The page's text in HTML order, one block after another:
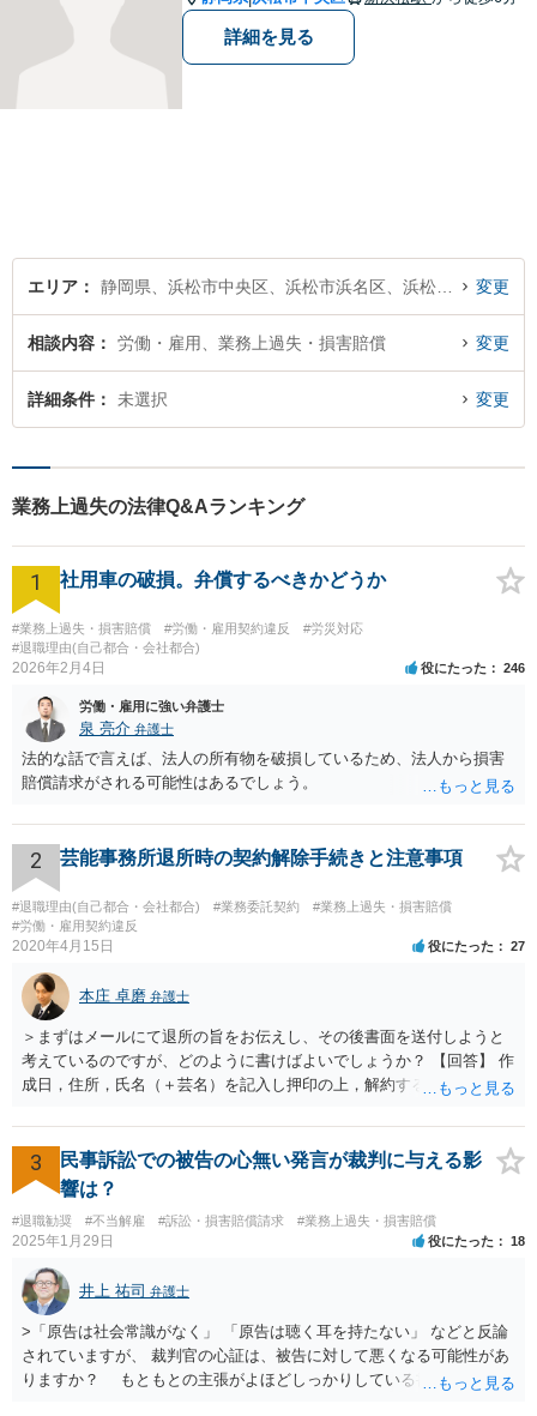
詳細を見る
エリア 変更
相談内容 労働・雇用、業務上過失・損害賠償 変更
詳細条件 未選択 変更
業務上過失の法律Q&Aランキング
1 社用車の破損。弁償するべきかどうか
#業務上過失・損害賠償 #労働・雇用契約違反
#労災対応
#退職理由(自己都合・会社都合)
2026年2月4日 役にたった 246
労働・雇用に強い弁護士
泉 亮介 弁護士
法的な話で言えば、法人の所有物を破損しているため、法人から損害
賠償請求がされる可能性はあるでしょう。
2 芸能事務所退所時の契約解除手続きと注意事項
#退職理由(自己都合・会社都合) #業務委託契約
#業務上過失・損害賠償
#労働・雇用契約違反
2020年4月15日 役にたった 27
本庄 卓磨 弁護士
＞まずはメールにて退所の旨をお伝えし、その後書面を送付しようと
考えているのですが、どのように書けばよいでしょうか？ 【回答】 作
成日，住所，氏名（＋芸名）を記入し押印の上，解約する旨を伝える
ようなことはありますでしょうか？ 【回答】 特にないと思われます
が，仮に請求された場合はそれが「損害」に該当するのか検討するこ
とになります。 ＞また、事務所をやめる際、「退所後しばらく芸能活
動禁止」「活動するなら名前を変える」ことを事務所側から要求され
たという事例を聞いたことがあります。所属する際にいただいた契約
書にはそのようなことは書いていないのですが、仮にこれらを要求さ
れた場合には断ることは可能なのでしょうか？ 【回答】 契約書に記載
がないのであれば，断ることができる可能性があります。 もし上記の
ような要求をされた場合は，その根拠を明示してもらってください。
3
民事訴訟での被告の心無い発言が裁判に与える影
響は？
#退職勧奨 #不当解雇 #訴訟・損害賠償請求 #業務上過失・損害賠償
2025年1月29日 役にたった 18
井上 祐司 弁護士
>「原告は社会常識がなく」 「原告は聴く耳を持たない」 などと反論
されていますが、 裁判官の心証は、被告に対して悪くなる可能性があ
りますか？ もともとの主張がよほどしっかりしている書面でなけれ